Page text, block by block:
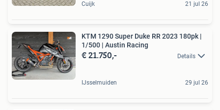
Cuijk 21 jul 26
KTM 1290 Super Duke RR 2023 180pk |
1/500 | Austin Racing
€ 21.750,- Details
IJsselmuiden 29 jul 26